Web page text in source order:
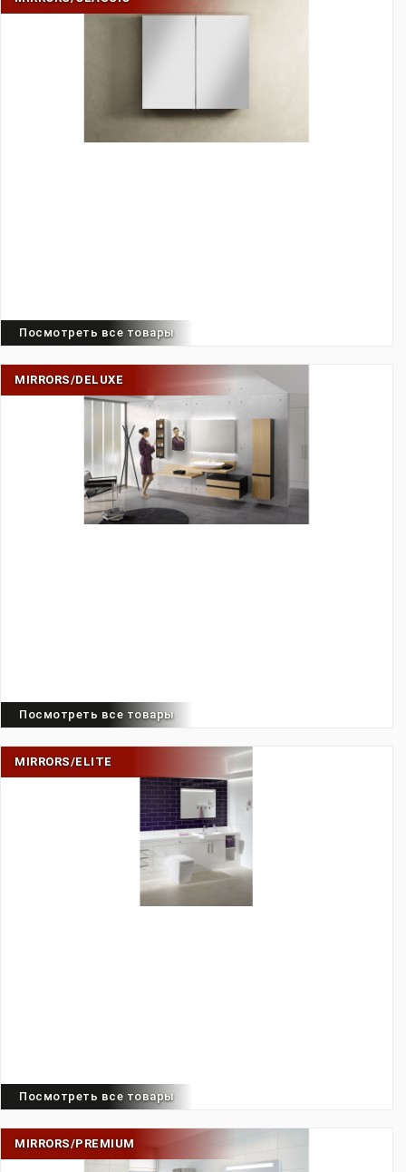
Посмотреть все товары
MIRRORS/DELUXE
Посмотреть все товары
MIRRORS/ELITE
Посмотреть все товары
MIRRORS/PREMIUM